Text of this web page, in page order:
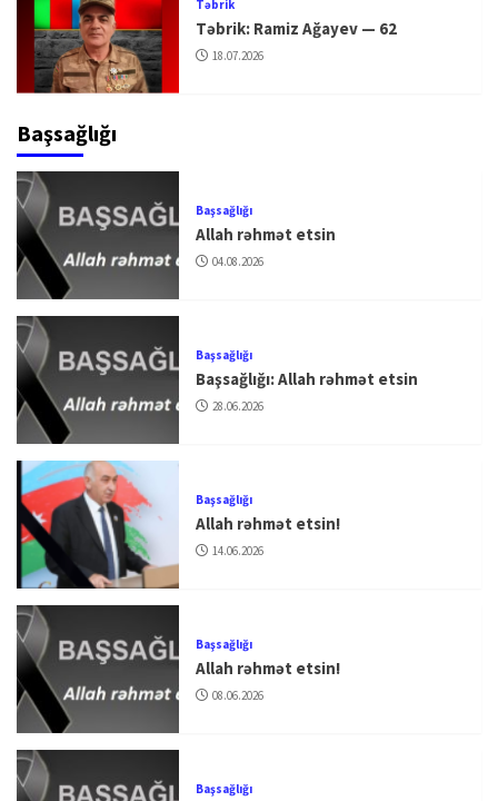
Təbrik
Təbrik: Ramiz Ağayev — 62
18.07.2026
Başsağlığı
Başsağlığı
Allah rəhmət etsin
04.08.2026
Başsağlığı
Başsağlığı: Allah rəhmət etsin
28.06.2026
Başsağlığı
Allah rəhmət etsin!
14.06.2026
Başsağlığı
Allah rəhmət etsin!
08.06.2026
Başsağlığı